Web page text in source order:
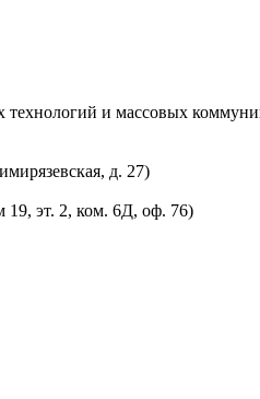
технологий и массовых
д. 27)
19, эт. 2, ком. 6Д, оф. 76)